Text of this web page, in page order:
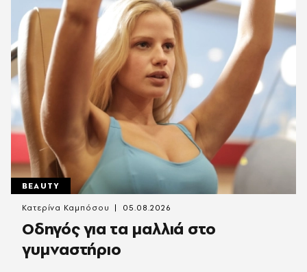
BEAUTY
Οδηγός για τα μαλλιά στο
γυμναστήριο
Κατερίνα Καμπόσου 05.08.2026